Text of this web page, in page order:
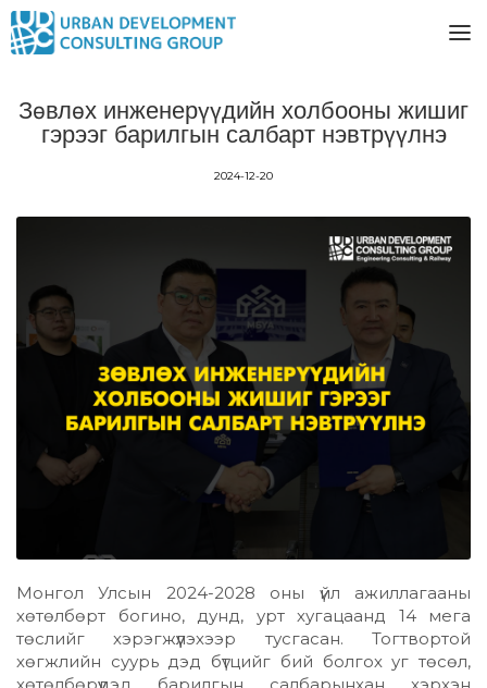
Зөвлөх инженерүүдийн холбооны жишиг
гэрээг барилгын салбарт нэвтрүүлнэ
2024-12-20
Монгол Улсын 2024-2028 оны үйл ажиллагааны
хөтөлбөрт богино, дунд, урт хугацаанд 14 мега
төслийг хэрэгжүүлэхээр тусгасан. Тогтвортой
хөгжлийн суурь дэд бүтцийг бий болгох уг төсөл,
хөтөлбөрүүдэд барилгын салбарынхан хэрхэн